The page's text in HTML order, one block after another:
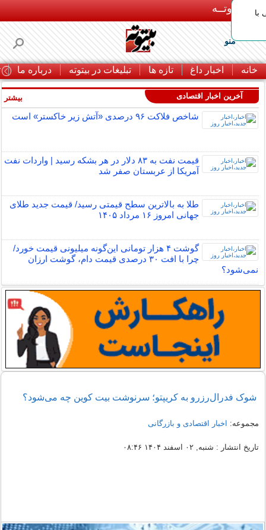
بـیتوتــه
منو
خانه اخبار داغ تازه ها تبلیغات در بیتوته درباره ما
با
آخرین اخبار اقتصادی
شاخص فلاکت ۹۶ درصدی «آتش زیر خاکستر» است
قیمت نفت به ۸۳ دلار در هر بشکه رسید | واردات نفت
آمریکا از عربستان صفر شد
طلا به بالاترین سطح قیمتی رسید/ قیمت جدید طلای
جهانی امروز ۱۶ مرداد ۱۴۰۵
گوشت ۴ هزار تومانی این‌گونه میلیونی قیمت خورد/
چرا با افت ۳۰ درصدی قیمت دام، گوشت ارزان
نمی‌شود؟
بیشتر
شوک فدرال‌رزرو به کریپتو؛ سرنوشت بیت کوین چه می‌شود؟
مجموعه: اخبار اقتصادی و بازرگانی
تاریخ انتشار : شنبه, ۰۲ اسفند ۱۴۰۴ ۰۸:۴۶